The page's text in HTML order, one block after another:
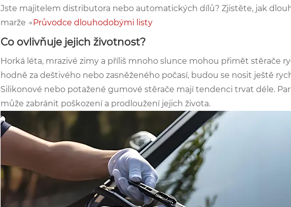
Jste majitelem distributora nebo automatických dílů? Zjistěte, jak
marže →Průvodce dlouhodobými listy
Co ovlivňuje jejich životnost?
Horká léta, mrazivé zimy a příliš mnoho slunce mohou přimět stěrače
hodně za deštivého nebo zasněženého počasí, budou se nosit ještě
Silikonové nebo potažené gumové stěrače mají tendenci trvat déle.
může zabránit poškození a prodloužení jejich života.